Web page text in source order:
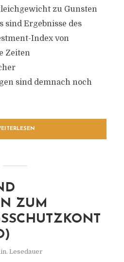
zu Gunsten
sind Ergebnisse des
Index von
Zeiten
sind demnach noch
ZUM
Lesedauer